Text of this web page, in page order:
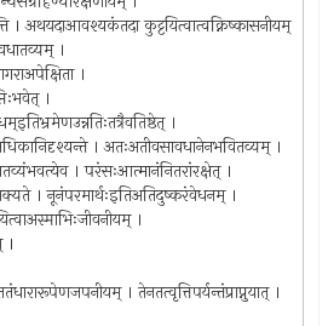
। अथयदाआवश्यकंतदा कुट्टयित्वात्वक्निष्कासनीयम्
।
।
।
।
। अतःअतीवसावधानेनभवितव्यम् ।
। परंसःआत्मानंनितरांरक्षेत् ।
। नूनंपरमार्थःइतिअतिदुष्करंवेधनम् ।
।
।
। तेनतत्वृत्तिपर्यन्तंप्राप्नुयात् ।